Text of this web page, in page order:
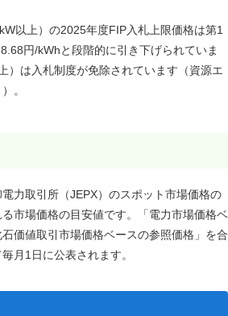
以上）の2025年度FIP入札上限価格は第1
円/kWhと段階的に引き下げられていま
）は入札制度が免除されています（資源エ
。
力取引所（JEPX）のスポット市場価格の
市場価格の目安値です。「電力市場価格ベ
価値取引市場価格ベースの参照価格」を合
月1日に公表されます。